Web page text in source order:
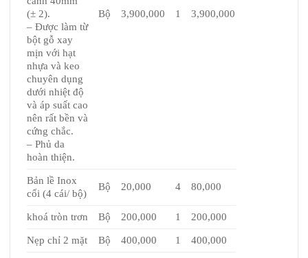
(± 2).
– Được làm từ
bột gỗ xay
mịn với hạt
nhựa và keo
chuyên dụng
dưới nhiệt độ
và áp suất cao
nên rất bền và
cứng chắc.
– Phủ da
hoàn thiện.
Bộ 3,900,000 1 3,900,000
Bản lề Inox
cối (4 cái/ bộ)
Bộ 20,000 4 80,000
khoá tròn trơn Bộ 200,000 1 200,000
Nẹp chỉ 2 mặt Bộ 400,000 1 400,000